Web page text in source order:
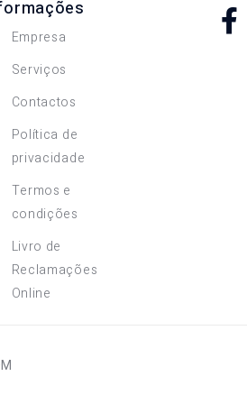
Empresa
Serviços
Contactos
Política de
privacidade
Termos e
condições
Livro de
Reclamações
Online